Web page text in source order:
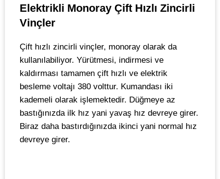
Elektrikli Monoray Çift Hızlı Zincirli
Vinçler
Çift hızlı zincirli vinçler, monoray olarak da
kullanılabiliyor. Yürütmesi, indirmesi ve
kaldırması tamamen çift hızlı ve elektrik
besleme voltajı 380 volttur. Kumandası iki
kademeli olarak işlemektedir. Düğmeye az
bastığınızda ilk hız yani yavaş hız devreye girer.
Biraz daha bastırdığınızda ikinci yani normal hız
devreye girer.